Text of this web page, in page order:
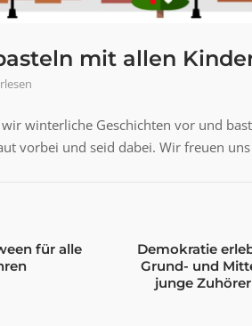
mit allen
winterliche Geschichten vor und
vorbei und seid dabei. Wir freuen
für alle
Demokratie
Grund- und
junge